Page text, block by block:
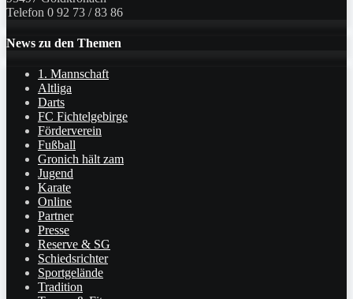
Telefon 0 92 73 / 83 86
News zu den Themen
1. Mannschaft
Altliga
Darts
FC Fichtelgebirge
Förderverein
Fußball
Gronich hält zam
Jugend
Karate
Online
Partner
Presse
Reserve & SG
Schiedsrichter
Sportgelände
Tradition